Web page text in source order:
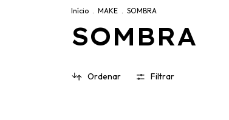
Início . MAKE . SOMBRA
SOMBRA
Ordenar Filtrar